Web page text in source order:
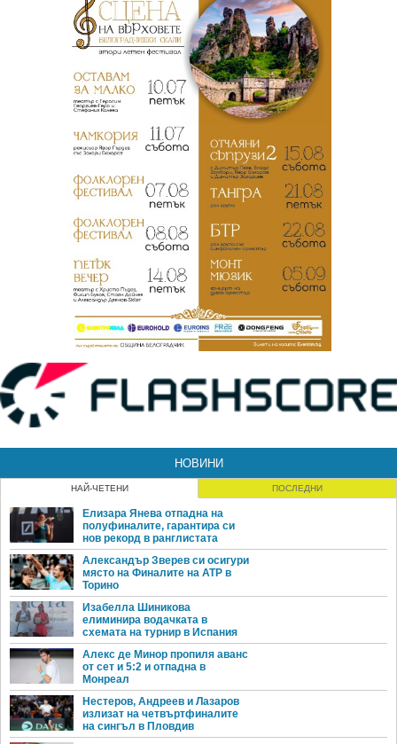
НОВИНИ
НАЙ-ЧЕТЕНИ ПОСЛЕДНИ
Елизара Янева отпадна на
полуфиналите, гарантира си
нов рекорд в ранглистата
Александър Зверев си осигури
място на Финалите на ATP в
Торино
Изабелла Шиникова
елиминира водачката в
схемата на турнир в Испания
Алекс де Минор пропиля аванс
от сет и 5:2 и отпадна в
Монреал
Нестеров, Андреев и Лазаров
излизат на четвъртфиналите
на сингъл в Пловдив